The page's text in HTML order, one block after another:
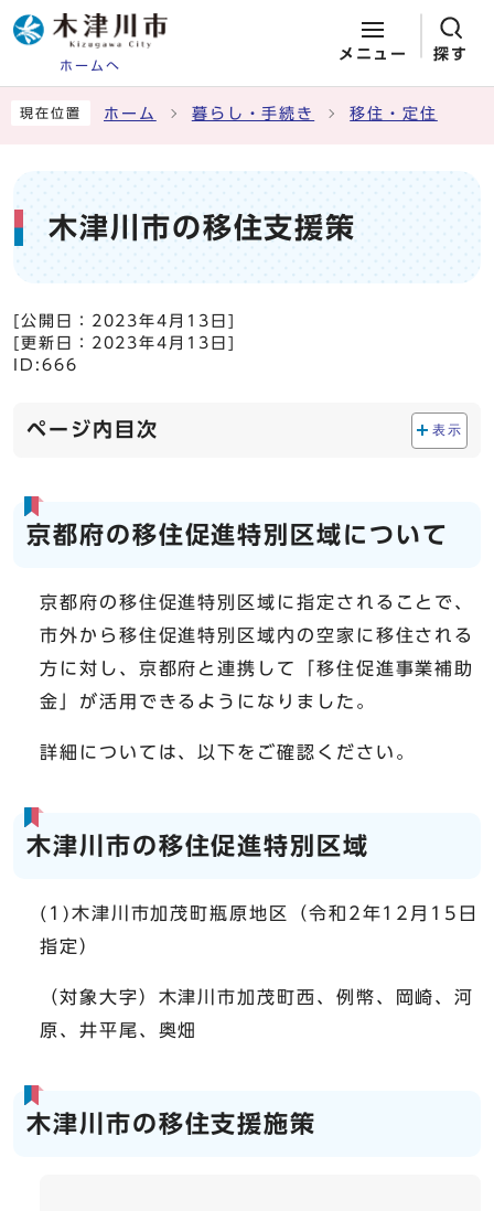
ホームへ
メニュー 探す
現在位置 ホーム 暮らし・手続き 移住・定住
木津川市の移住支援策
[公開日： 2023年4月13日
[更新日： 2023年4月13日
ID:666
ページ内目次 表示
京都府の移住促進特別区域について
京都府の移住促進特別区域に指定されることで、
市外から移住促進特別区域内の空家に移住される
方に対し、京都府と連携して「移住促進事業補助
金」が活用できるようになりました。
詳細については、以下をご確認ください。
木津川市の移住促進特別区域
(1)木津川市加茂町瓶原地区（令和2年12月15日
指定）
（対象大字）木津川市加茂町西、例幣、岡崎、河
原、井平尾、奥畑
木津川市の移住支援施策